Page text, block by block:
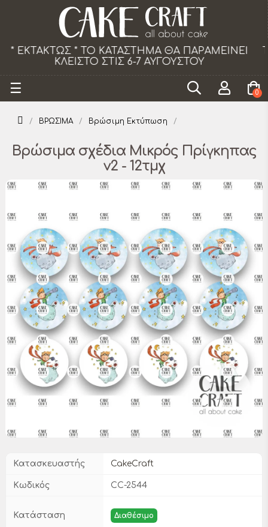
Το κατάστημα θα παραμείνει κλειστό τα
από 18/07 εως 29/08.
Toggle
navigation
☰ 0
ΒΡΩΣΙΜΑ Βρώσιμη Εκτύπωση
Βρώσιμα σχέδια Μικρός Πρίγκηπας
v2 - 12τμχ
Κατασκευαστής CakeCraft
Κωδικός CC-2544
Κατάσταση Διαθέσιμο